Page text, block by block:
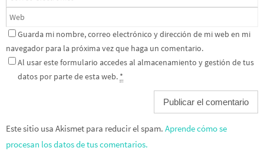
Guarda mi nombre, correo electrónico y dirección de mi web en mi
navegador para la próxima vez que haga un comentario.
Al usar este formulario accedes al almacenamiento y gestión de tus
datos por parte de esta web. *
Este sitio usa Akismet para reducir el spam. Aprende cómo se
procesan los datos de tus comentarios.